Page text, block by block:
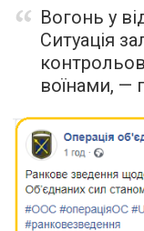
Вогонь у
Ситуація
воїнами, —